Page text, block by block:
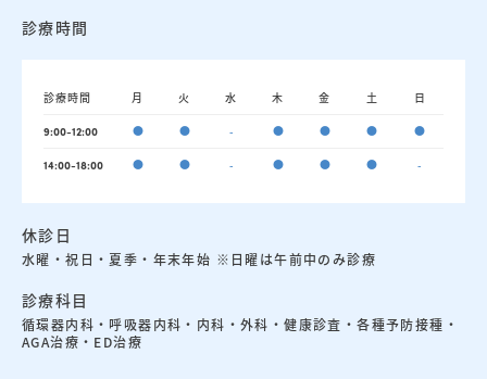
診療時間
診療時間 月 火 水 木 金 土 日
9:00-12:00 ● ● - ● ● ● ●
14:00-18:00 ● ● - ● ● ● -
休診日
水曜・祝日・夏季・年末年始 ※日曜は午前中のみ診療
診療科目
循環器内科・呼吸器内科・内科・外科・健康診査・各種予防接種・
AGA治療・ED治療